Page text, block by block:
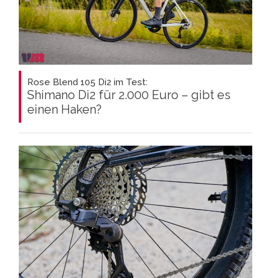
Rose Blend 105 Di2 im Test:
Shimano Di2 für 2.000 Euro – gibt es
einen Haken?